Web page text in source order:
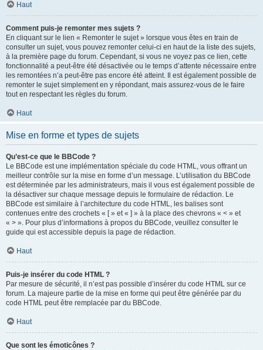
Haut
Comment puis-je remonter mes sujets ?
En cliquant sur le lien « Remonter le sujet » lorsque vous êtes en train de
consulter un sujet, vous pouvez remonter celui-ci en haut de la liste des sujets,
à la première page du forum. Cependant, si vous ne voyez pas ce lien, cette
fonctionnalité a peut-être été désactivée ou le temps d’attente nécessaire entre
les remontées n’a peut-être pas encore été atteint. Il est également possible de
remonter le sujet simplement en y répondant, mais assurez-vous de le faire
tout en respectant les règles du forum.
Haut
Mise en forme et types de sujets
Qu’est-ce que le BBCode ?
Le BBCode est une implémentation spéciale du code HTML, vous offrant un
meilleur contrôle sur la mise en forme d’un message. L’utilisation du BBCode
est déterminée par les administrateurs, mais il vous est également possible de
la désactiver sur chaque message depuis le formulaire de rédaction. Le
BBCode est similaire à l’architecture du code HTML, les balises sont
contenues entre des crochets « [ » et « ] » à la place des chevrons « < » et
« > ». Pour plus d’informations à propos du BBCode, veuillez consulter le
guide qui est accessible depuis la page de rédaction.
Haut
Puis-je insérer du code HTML ?
Par mesure de sécurité, il n’est pas possible d’insérer du code HTML sur ce
forum. La majeure partie de la mise en forme qui peut être générée par du
code HTML peut être remplacée par du BBCode.
Haut
Que sont les émoticônes ?